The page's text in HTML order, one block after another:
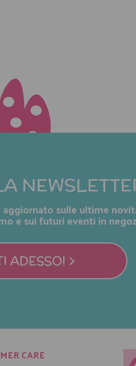
sulle ultime
e sui futuri eventi in
ADESSO! >
CARE